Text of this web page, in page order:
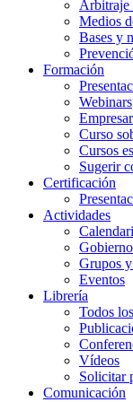
Arbitraje
Medios
Bases y
Formación
Webinars
Curso
Cursos
Sugerir
Certificación
Actividades
Gobierno
Grupos
Eventos
Librería
Todos
Vídeos
Solicitar
Comunicación